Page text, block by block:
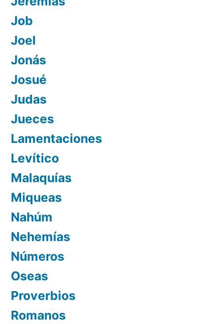
Job
Joel
Jonás
Josué
Judas
Jueces
Lamentaciones
Levítico
Malaquías
Miqueas
Nahúm
Nehemías
Números
Oseas
Proverbios
Romanos